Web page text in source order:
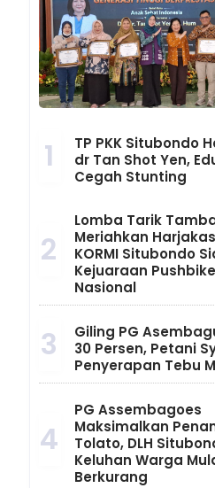
1
TP PKK Situbondo
dr Tan Shot Yen,
Cegah Stunting
2
Lomba Tarik
Meriahkan
KORMI Situbondo
Kejuaraan Pushbike
Nasional
3
Giling PG
30 Persen, Petani
Penyerapan Tebu
4
PG Assembagoes
Maksimalkan
Tolato, DLH
Keluhan Warga
Berkurang